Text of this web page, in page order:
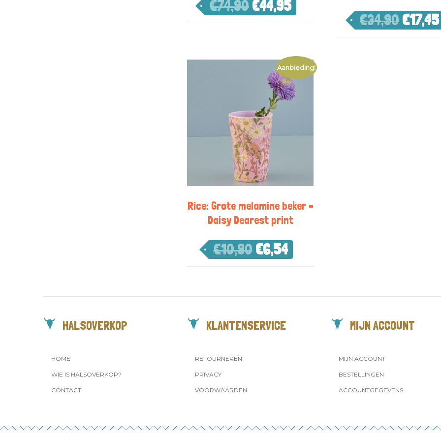
€74,90 €44,95
€34,90 €17,45
Aanbieding!
Rice: Grote melamine beker –
Daisy Dearest print
€10,90 €6,54
HALSOVERKOP
HOME
WIE IS HALSOVERKOP?
CONTACT
KLANTENSERVICE
RETOURNEREN
PRIVACY
VOORWAARDEN
MIJN ACCOUNT
MIJN ACCOUNT
BESTELLINGEN
ACCOUNTGEGEVENS